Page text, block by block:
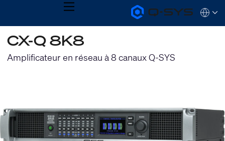
Q-
SYS
MENU
QSYS.com (English)
India (English)
Deutsch
Español
CX-Q 8K8
Amplificateur en réseau à 8 canaux Q-SYS